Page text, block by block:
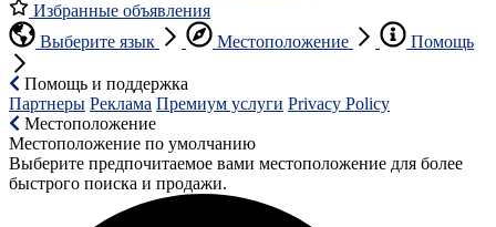
Избранные объявления
Выберите язык
Местоположение Помощь
Помощь и поддержка
Партнеры Реклама Премиум услуги Privacy Policy
Местоположение
Местоположение по умолчанию
Выберите предпочитаемое вами местоположение для более
быстрого поиска и продажи.